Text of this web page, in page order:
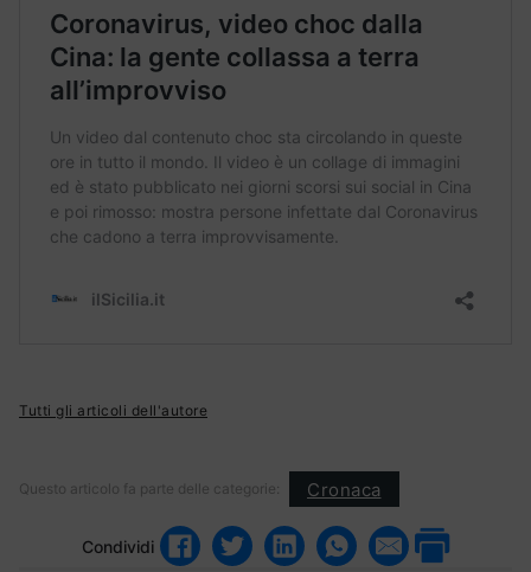
Tutti gli articoli dell'autore
Questo articolo fa parte delle categorie: Cronaca
Condividi